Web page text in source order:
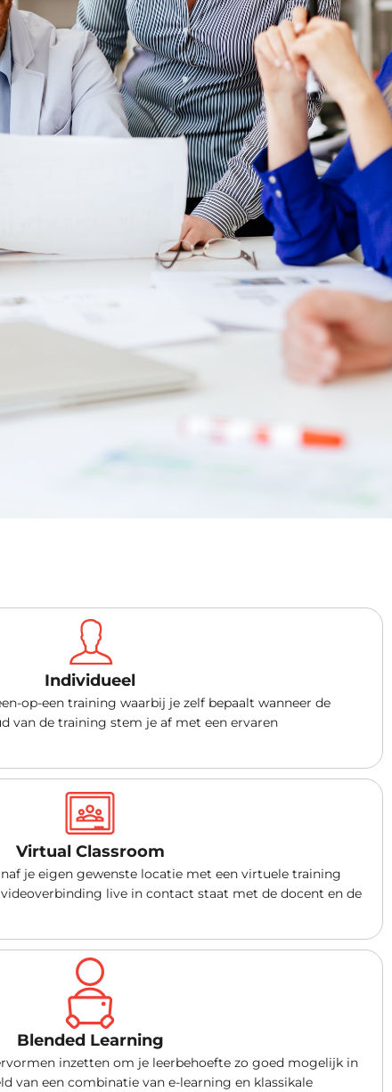
Individueel
op-een training waarbij je zelf bepaalt wanneer de
van de training stem je af met een ervaren
Virtual Classroom
je eigen gewenste locatie met een virtuele training
live in contact staat met de docent en de
Blended Learning
inzetten om je leerbehoefte zo goed mogelijk in
van een combinatie van e-learning en klassikale